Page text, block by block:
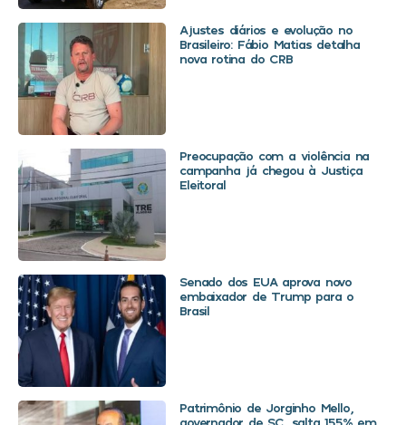
Ajustes diários e evolução no
Brasileiro: Fábio Matias detalha
nova rotina do CRB
Preocupação com a violência na
campanha já chegou à Justiça
Eleitoral
Senado dos EUA aprova novo
embaixador de Trump para o
Brasil
Patrimônio de Jorginho Mello,
governador de SC, salta 155% em